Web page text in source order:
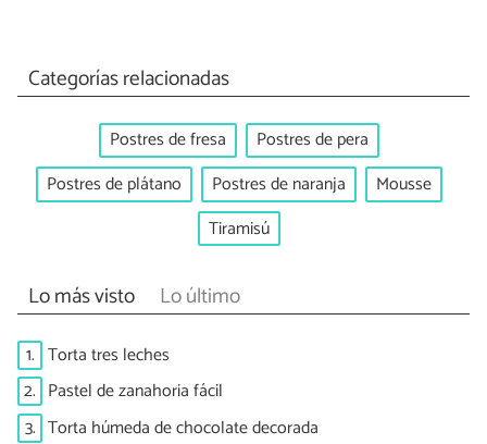
Categorías relacionadas
Postres de fresa
Postres de pera
Postres de plátano
Postres de naranja
Mousse
Tiramisú
Lo más visto Lo último
1. Torta tres leches
2. Pastel de zanahoria fácil
3. Torta húmeda de chocolate decorada